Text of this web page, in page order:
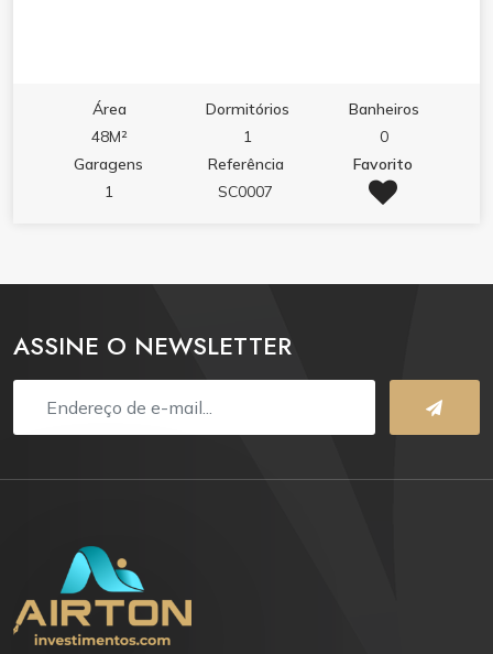
Área
48M²
Dormitórios
1
Banheiros
0
Garagens
1
Referência
SC0007
Favorito
ASSINE O NEWSLETTER